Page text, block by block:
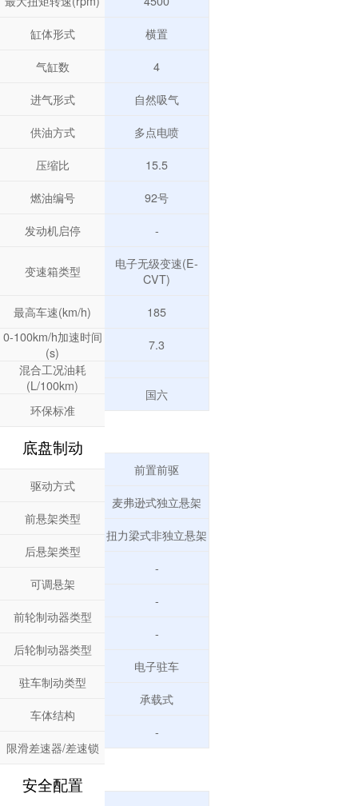
缸体形式
气缸数
进气形式
供油方式
压缩比
燃油编号
发动机启停
变速箱类型
最高车速(km/h)
0-100km/h加速时间
(s)
混合工况油耗
(L/100km)
环保标准
底盘制动
驱动方式
前悬架类型
后悬架类型
可调悬架
前轮制动器类型
后轮制动器类型
驻车制动类型
车体结构
限滑差速器/差速锁
安全配置
横置
4
自然吸气
多点电喷
15.5
92号
-
电子无级变速(E-
CVT)
185
7.3
国六
前置前驱
麦弗逊式独立悬架
扭力梁式非独立悬架
-
-
-
电子驻车
承载式
-